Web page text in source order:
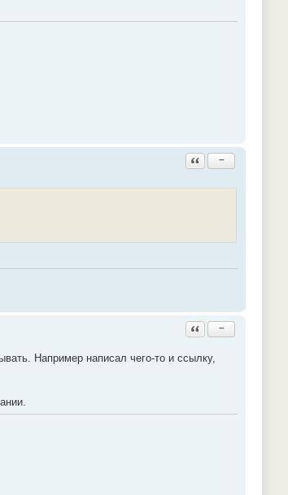
Ответить с цитатой
−
Ответить с цитатой
−
Например написал чего-то и ссылку,